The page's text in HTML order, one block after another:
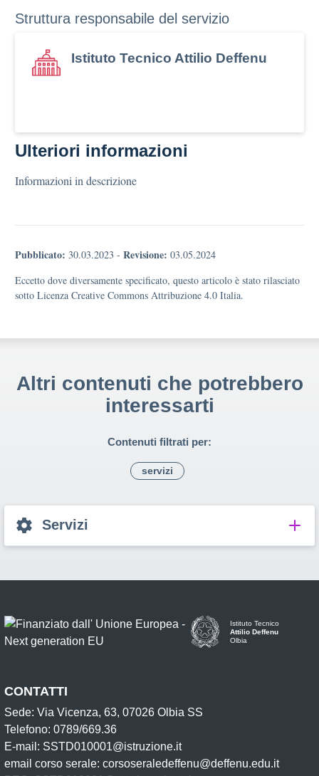
Struttura responsabile del servizio
Istituto Tecnico Attilio Deffenu
Ulteriori informazioni
Informazioni in descrizione
Pubblicato: 30.03.2023 - Revisione: 03.05.2024
Eccetto dove diversamente specificato, questo articolo è stato rilasciato
sotto Licenza Creative Commons Attribuzione 4.0 Italia.
Altri contenuti che potrebbero
interessarti
Contenuti filtrati per:
servizi
Servizi
Istituto Tecnico
Attilio Deffenu
Olbia
CONTATTI
Sede: Via Vicenza, 63, 07026 Olbia SS
Telefono: 0789/669.36
E-mail: SSTD010001@istruzione.it
email corso serale: corsoseraledeffenu@deffenu.edu.it